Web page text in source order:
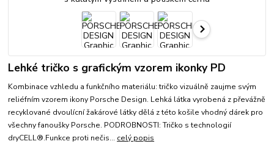
Lehké tričko s grafickým vzorem ikonky PD
Kombinace vzhledu a funkčního materiálu: tričko vizuálně zaujme svým
reliéfním vzorem ikony Porsche Design. Lehká látka vyrobená z převážně
recyklované dvoulícní žakárové látky dělá z této košile vhodný dárek pro
všechny fanoušky Porsche. PODROBNOSTI: Tričko s technologií
dryCELL®.Funkce proti nečis... celý popis